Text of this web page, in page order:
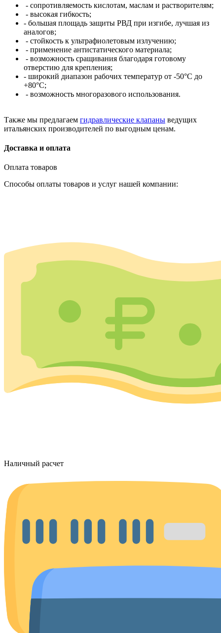
- сопротивляемость кислотам, маслам и растворителям;
- высокая гибкость;
- большая площадь защиты РВД при изгибе, лучшая из
аналогов;
- стойкость к ультрафиолетовым излучению;
- применение антистатического материала;
- возможность сращивания благодаря готовому
отверстию для крепления;
- широкий диапазон рабочих температур от -50°C до
+80°C;
- возможность многоразового использования.
Также мы предлагаем гидравлические клапаны ведущих
итальянских производителей по выгодным ценам.
Доставка и оплата
Оплата товаров
Способы оплаты товаров и услуг нашей компании:
Наличный расчет